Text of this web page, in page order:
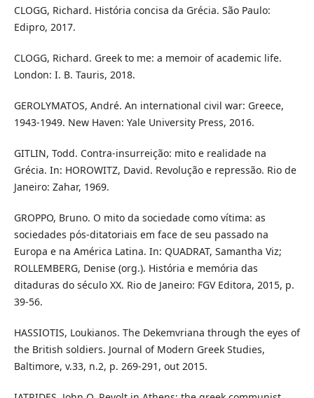
CLOGG, Richard. História concisa da Grécia. São Paulo:
Edipro, 2017.
CLOGG, Richard. Greek to me: a memoir of academic life.
London: I. B. Tauris, 2018.
GEROLYMATOS, André. An international civil war: Greece,
1943-1949. New Haven: Yale University Press, 2016.
GITLIN, Todd. Contra-insurreição: mito e realidade na
Grécia. In: HOROWITZ, David. Revolução e repressão. Rio de
Janeiro: Zahar, 1969.
GROPPO, Bruno. O mito da sociedade como vítima: as
sociedades pós-ditatoriais em face de seu passado na
Europa e na América Latina. In: QUADRAT, Samantha Viz;
ROLLEMBERG, Denise (org.). História e memória das
ditaduras do século XX. Rio de Janeiro: FGV Editora, 2015, p.
39-56.
HASSIOTIS, Loukianos. The Dekemvriana through the eyes of
the British soldiers. Journal of Modern Greek Studies,
Baltimore, v.33, n.2, p. 269-291, out 2015.